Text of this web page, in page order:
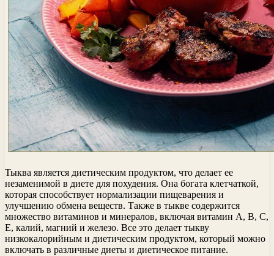
Тыква является диетическим продуктом, что делает ее
незаменимой в диете для похудения. Она богата клетчаткой,
которая способствует нормализации пищеварения и
улучшению обмена веществ. Также в тыкве содержится
множество витаминов и минералов, включая витамин А, В, С,
Е, калий, магний и железо. Все это делает тыкву
низкокалорийным и диетическим продуктом, который можно
включать в различные диеты и диетическое питание.